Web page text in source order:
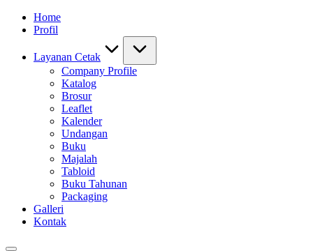
Home
Profil
Layanan Cetak
Company Profile
Katalog
Brosur
Leaflet
Kalender
Undangan
Buku
Majalah
Tabloid
Buku Tahunan
Packaging
Galleri
Kontak